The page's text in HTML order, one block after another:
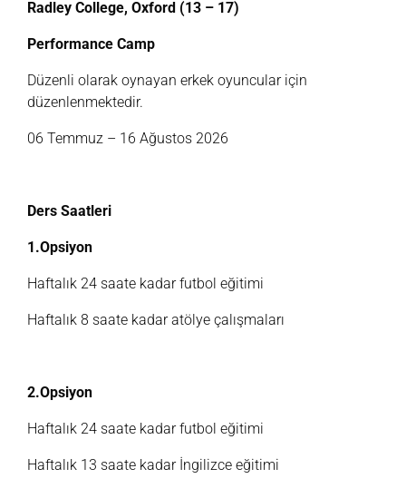
Radley College, Oxford (13 – 17)
Performance Camp
Düzenli olarak oynayan erkek oyuncular için
düzenlenmektedir.
06 Temmuz – 16 Ağustos 2026
Ders Saatleri
1.Opsiyon
Haftalık 24 saate kadar futbol eğitimi
Haftalık 8 saate kadar atölye çalışmaları
2.Opsiyon
Haftalık 24 saate kadar futbol eğitimi
Haftalık 13 saate kadar İngilizce eğitimi